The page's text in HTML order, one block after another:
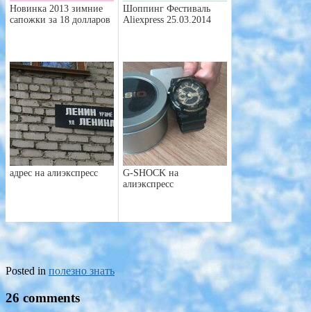
Новинка 2013 зимние
сапожки за 18 долларов
Шоппинг Фестиваль
Aliexpress 25.03.2014
адрес на алиэкспресс
G-SHOCK на
алиэкспресс
Posted in полезно знать
26 comments